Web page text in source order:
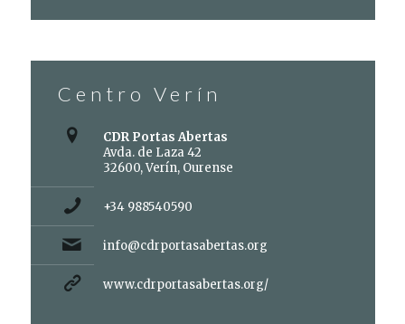
Centro Verín
CDR Portas Abertas
Avda. de Laza 42
32600, Verín, Ourense
+34 988540590
info@cdrportasabertas.org
www.cdrportasabertas.org/